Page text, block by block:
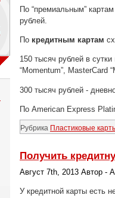
По “премиальным”
рублей.
По кредитным картам
150 тысяч рублей в
“Momentum”, MasterCard
300 тысяч рублей -
По American Express
Рубрика Пластиковые
Получить
Август 7th, 2013 Автор -
У кредитной карты есть